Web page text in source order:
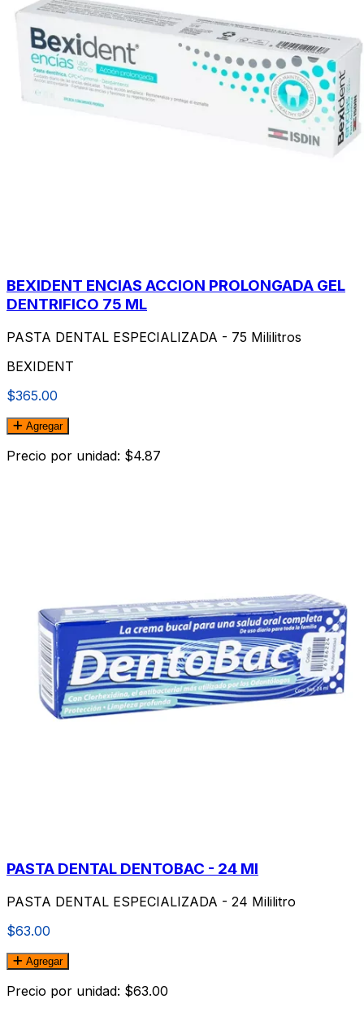
BEXIDENT ENCIAS ACCION PROLONGADA GEL
DENTRIFICO 75 ML
PASTA DENTAL ESPECIALIZADA - 75 Mililitros
BEXIDENT
$365.00
Agregar
Precio por unidad: $4.87
PASTA DENTAL DENTOBAC - 24 Ml
PASTA DENTAL ESPECIALIZADA - 24 Mililitro
$63.00
Agregar
Precio por unidad: $63.00